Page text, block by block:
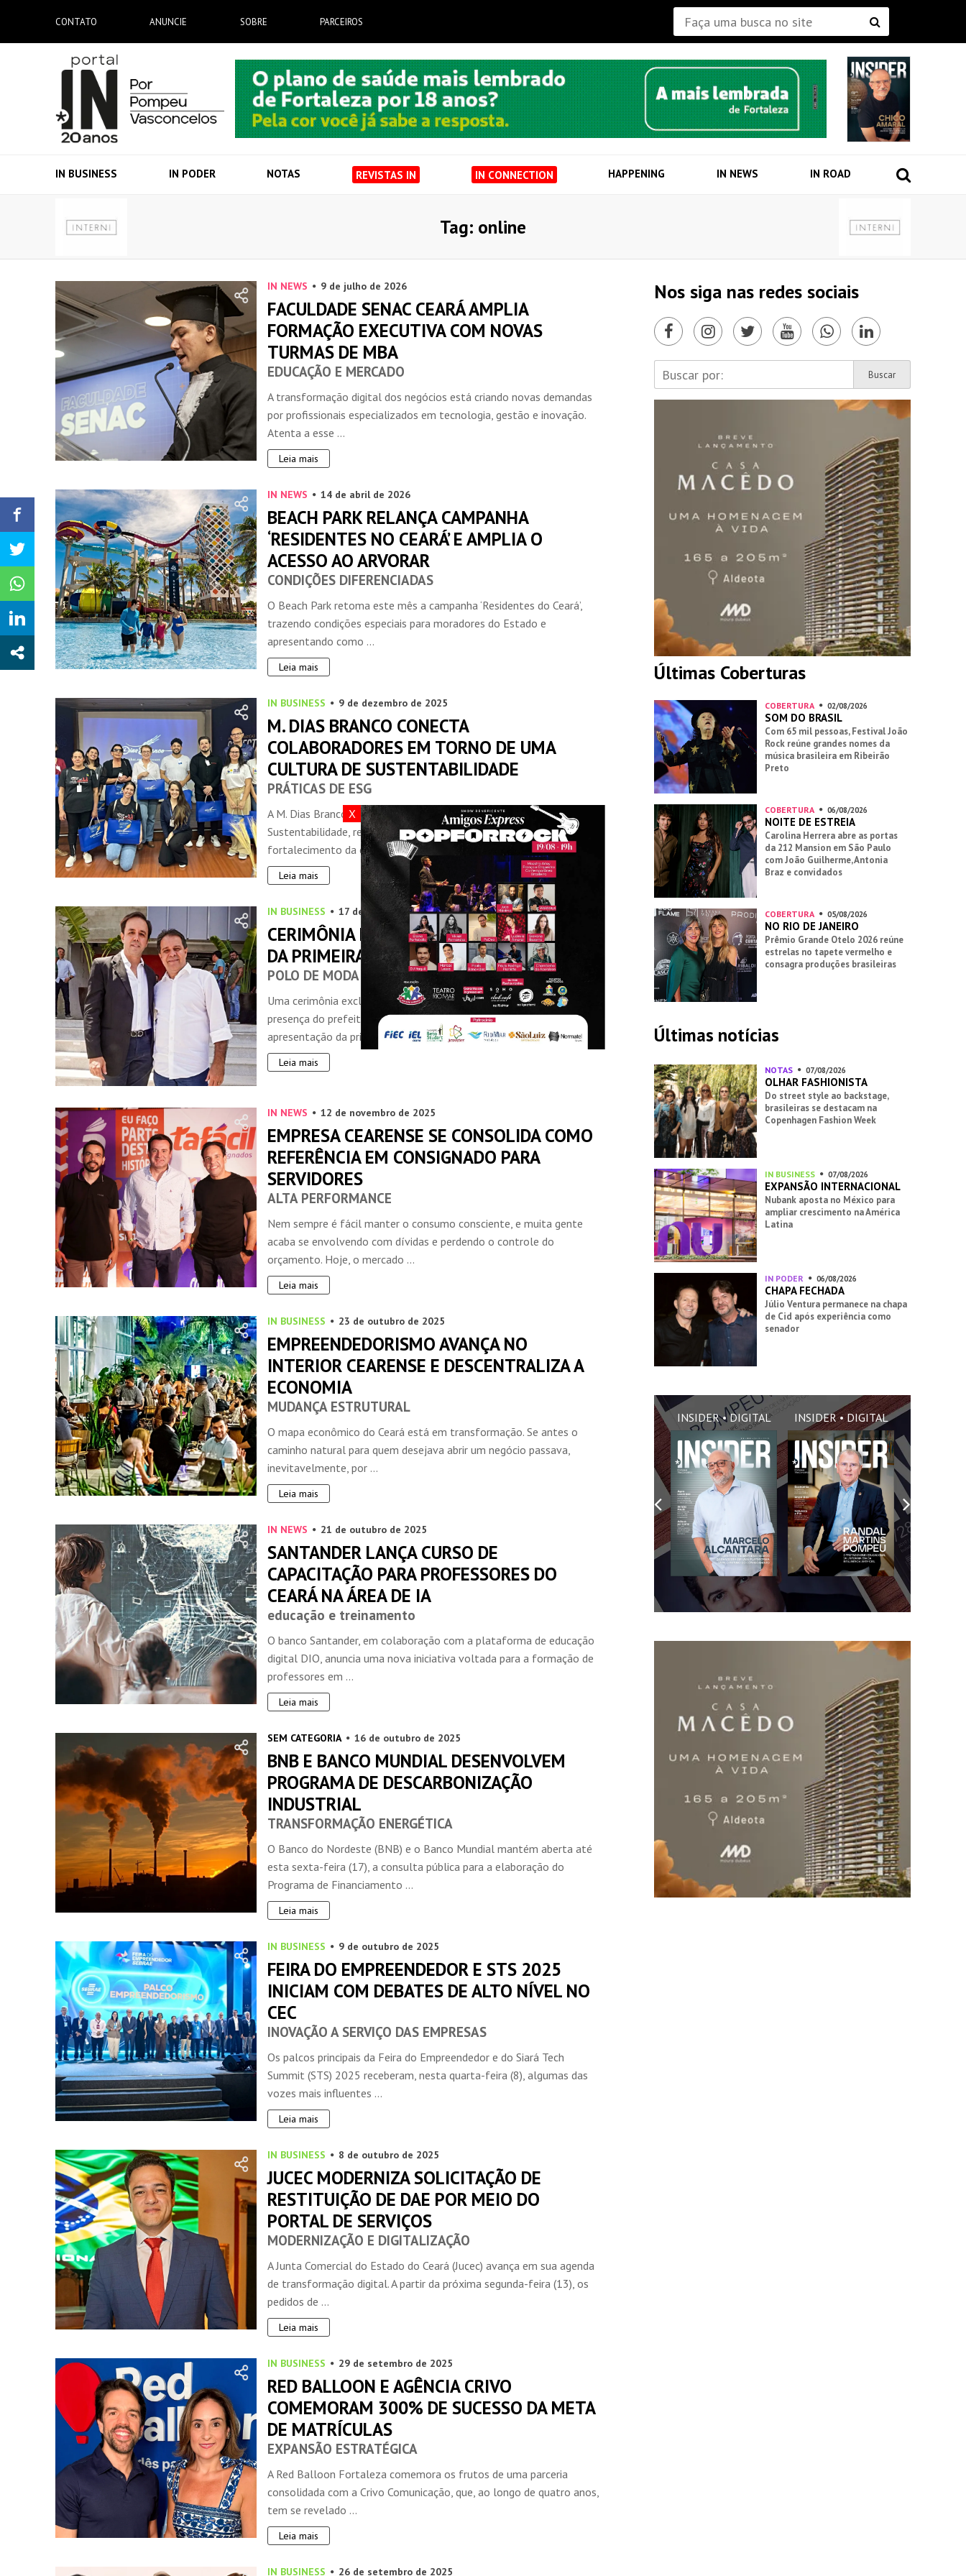
CONTATO ANUNCIE SOBRE PARCEIROS
IN BUSINESS IN PODER NOTAS REVISTAS IN IN CONNECTION HAPPENING IN NEWS IN ROAD
Tag: online
IN NEWS 9 de julho de 2026
FACULDADE SENAC CEARÁ AMPLIA
FORMAÇÃO EXECUTIVA COM NOVAS
TURMAS DE MBA
EDUCAÇÃO E MERCADO
A transformação digital dos negócios está criando novas demandas
por profissionais especializados em tecnologia, gestão e inovação.
Atenta a esse ...
Leia mais
IN NEWS 14 de abril de 2026
BEACH PARK RELANÇA CAMPANHA
‘RESIDENTES NO CEARÁ’ E AMPLIA O
ACESSO AO ARVORAR
CONDIÇÕES DIFERENCIADAS
O Beach Park retoma este mês a campanha ‘Residentes do Ceará’,
trazendo condições especiais para moradores do Estado e
apresentando como ...
Leia mais
IN BUSINESS 9 de dezembro de 2025
M. DIAS BRANCO CONECTA
COLABORADORES EM TORNO DE UMA
CULTURA DE SUSTENTABILIDADE
PRÁTICAS DE ESG
A M. Dias Branco promoveu a 8ª edição do Encontro de
Sustentabilidade, reafirmando seu compromisso com o
fortalecimento da cultura ESG e a ampliação ...
Leia mais
IN BUSINESS 17 de novembro de 2025
CERIMÔNIA EXCLUSIVA MARCA A ENTREGA
DA PRIMEIRA ETAPA DO ESTAÇÃO FASHION
POLO DE MODA NACIONAL
Uma cerimônia exclusiva para convidados, que contou com a
presença do prefeito de Fortaleza, Evandro Leitão, marcou a
apresentação da primeira fase do ...
Leia mais
IN NEWS 12 de novembro de 2025
EMPRESA CEARENSE SE CONSOLIDA COMO
REFERÊNCIA EM CONSIGNADO PARA
SERVIDORES
ALTA PERFORMANCE
Nem sempre é fácil manter o consumo consciente, e muita gente
acaba se envolvendo com dívidas e perdendo o controle do
orçamento. Hoje, o mercado ...
Leia mais
IN BUSINESS 23 de outubro de 2025
EMPREENDEDORISMO AVANÇA NO
INTERIOR CEARENSE E DESCENTRALIZA A
ECONOMIA
MUDANÇA ESTRUTURAL
O mapa econômico do Ceará está em transformação. Se antes o
caminho natural para quem desejava abrir um negócio passava,
inevitavelmente, por ...
Leia mais
IN NEWS 21 de outubro de 2025
SANTANDER LANÇA CURSO DE
CAPACITAÇÃO PARA PROFESSORES DO
CEARÁ NA ÁREA DE IA
educação e treinamento
O banco Santander, em colaboração com a plataforma de educação
digital DIO, anuncia uma nova iniciativa voltada para a formação de
professores em ...
Leia mais
SEM CATEGORIA 16 de outubro de 2025
BNB E BANCO MUNDIAL DESENVOLVEM
PROGRAMA DE DESCARBONIZAÇÃO
INDUSTRIAL
TRANSFORMAÇÃO ENERGÉTICA
O Banco do Nordeste (BNB) e o Banco Mundial mantém aberta até
esta sexta-feira (17), a consulta pública para a elaboração do
Programa de Financiamento ...
Leia mais
IN BUSINESS 9 de outubro de 2025
FEIRA DO EMPREENDEDOR E STS 2025
INICIAM COM DEBATES DE ALTO NÍVEL NO
CEC
INOVAÇÃO A SERVIÇO DAS EMPRESAS
Os palcos principais da Feira do Empreendedor e do Siará Tech
Summit (STS) 2025 receberam, nesta quarta-feira (8), algumas das
vozes mais influentes ...
Leia mais
IN BUSINESS 8 de outubro de 2025
JUCEC MODERNIZA SOLICITAÇÃO DE
RESTITUIÇÃO DE DAE POR MEIO DO
PORTAL DE SERVIÇOS
MODERNIZAÇÃO E DIGITALIZAÇÃO
A Junta Comercial do Estado do Ceará (Jucec) avança em sua agenda
de transformação digital. A partir da próxima segunda-feira (13), os
pedidos de ...
Leia mais
IN BUSINESS 29 de setembro de 2025
RED BALLOON E AGÊNCIA CRIVO
COMEMORAM 300% DE SUCESSO DA META
DE MATRÍCULAS
EXPANSÃO ESTRATÉGICA
A Red Balloon Fortaleza comemora os frutos de uma parceria
consolidada com a Crivo Comunicação, que, ao longo de quatro anos,
tem se revelado ...
Leia mais
IN BUSINESS 26 de setembro de 2025
Nos siga nas redes sociais
Últimas Coberturas
COBERTURA 02/08/2026
SOM DO BRASIL
Com 65 mil pessoas, Festival João
Rock reúne grandes nomes da
música brasileira em Ribeirão
Preto
COBERTURA 06/08/2026
NOITE DE ESTREIA
Carolina Herrera abre as portas
da 212 Mansion em São Paulo
com João Guilherme, Antonia
Braz e convidados
COBERTURA 05/08/2026
NO RIO DE JANEIRO
Prêmio Grande Otelo 2026 reúne
estrelas no tapete vermelho e
consagra produções brasileiras
Últimas notícias
NOTAS 07/08/2026
OLHAR FASHIONISTA
Do street style ao backstage,
brasileiras se destacam na
Copenhagen Fashion Week
IN BUSINESS 07/08/2026
EXPANSÃO INTERNACIONAL
Nubank aposta no México para
ampliar crescimento na América
Latina
IN PODER 06/08/2026
CHAPA FECHADA
Júlio Ventura permanece na chapa
de Cid após experiência como
senador
INSIDER • DIGITAL INSIDER • DIGITAL INSIDER • DIGITAL
X